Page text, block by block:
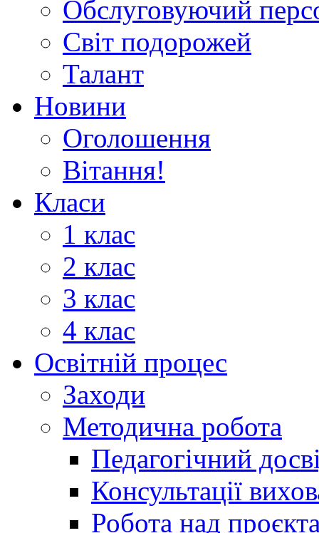
Обслуговуючий
Світ подорожей
Талант
Новини
Оголошення
Вітання!
Класи
1 клас
2 клас
3 клас
4 клас
Освітній процес
Заходи
Методична робота
Педагогічний
Консультації
Робота над